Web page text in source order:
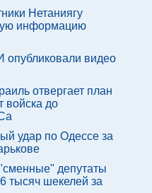
Нетаниягу
информацию
видео
отвергает план
войска до
удар по Одессе за
депутаты
тысяч шекелей за